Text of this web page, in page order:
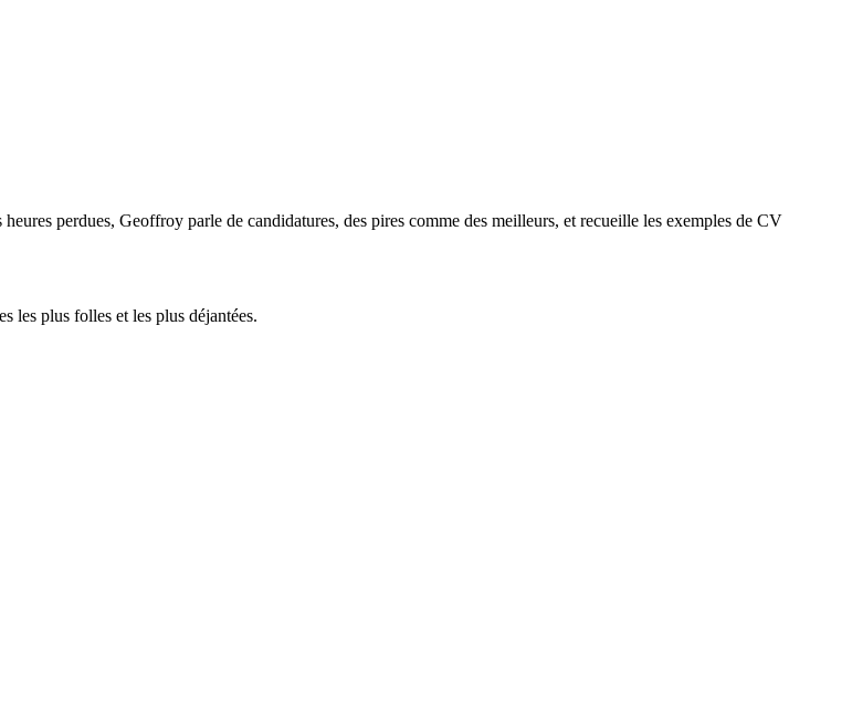
perdues, Geoffroy parle de candidatures, des pires comme des meilleurs, et recueille les exemples de CV
les plus folles et les plus déjantées.